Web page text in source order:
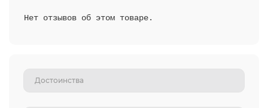
Нет отзывов об этом товаре.